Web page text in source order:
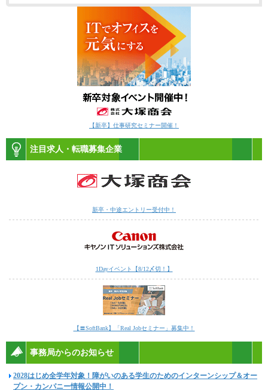
【新卒】仕事研究セミナー開催！
注目求人・転職募集企業
新卒・中途エントリー受付中！
1Dayイベント【8/12〆切！】
【〓SoftBank】「Real Jobセミナー」募集中！
事務局からのお知らせ
2028はじめ全学年対象！障がいのある学生のためのインターンシップ＆オー
プン・カンパニー情報公開中！